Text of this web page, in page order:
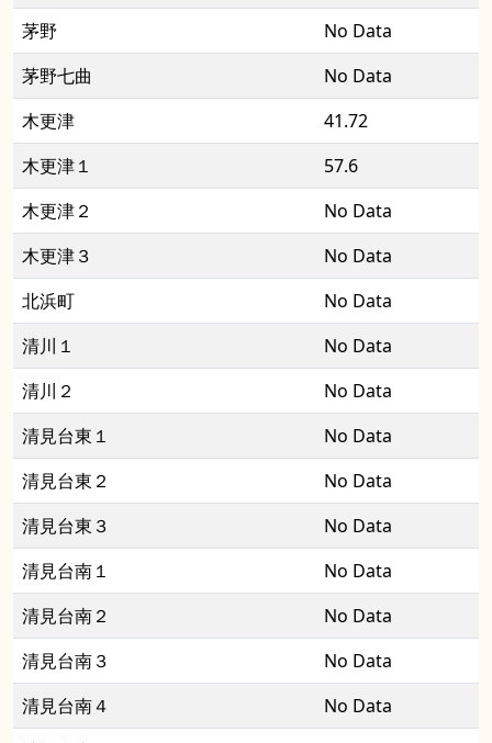
茅野
No Data
茅野七曲
No Data
木更津
41.72
木更津１
57.6
木更津２
No Data
木更津３
No Data
北浜町
No Data
清川１
No Data
清川２
No Data
清見台東１
No Data
清見台東２
No Data
清見台東３
No Data
清見台南１
No Data
清見台南２
No Data
清見台南３
No Data
清見台南４
No Data